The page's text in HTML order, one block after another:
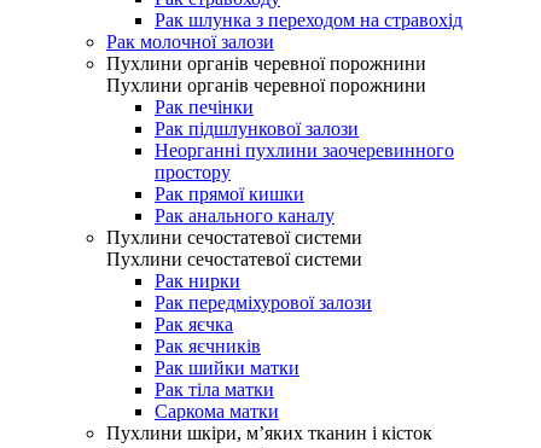
Рак шлунка з переходом на стравохід
Рак молочної залози
Пухлини органів черевної порожнини
Пухлини органів черевної порожнини
Рак печінки
Рак підшлункової залози
Неорганні пухлини заочеревинного
простору
Рак прямої кишки
Рак анального каналу
Пухлини сечостатевої системи
Пухлини сечостатевої системи
Рак нирки
Рак передміхурової залози
Рак яєчка
Рак яєчників
Рак шийки матки
Рак тіла матки
Саркома матки
Пухлини шкіри, м’яких тканин і кісток